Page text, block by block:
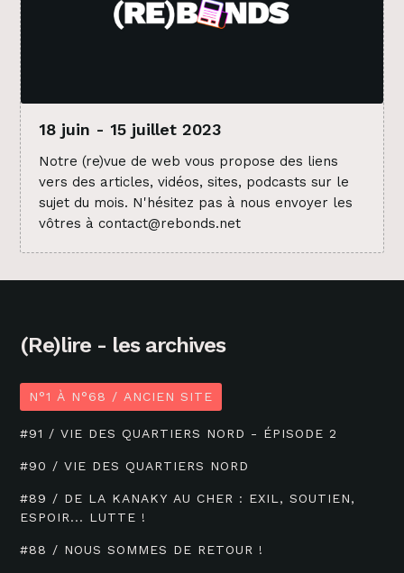
18 juin - 15 juillet 2023
Notre (re)vue de web vous propose des liens
vers des articles, vidéos, sites, podcasts sur le
sujet du mois. N'hésitez pas à nous envoyer les
vôtres à contact@rebonds.net
(Re)lire - les archives
N°1 À N°68 / ANCIEN SITE
#91 / VIE DES QUARTIERS NORD - ÉPISODE 2
#90 / VIE DES QUARTIERS NORD
#89 / DE LA KANAKY AU CHER : EXIL, SOUTIEN,
ESPOIR... LUTTE !
#88 / NOUS SOMMES DE RETOUR !